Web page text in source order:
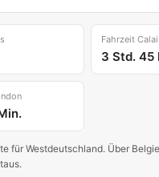
Fahrzeit
3 Std. 45
für Westdeutschland. Über